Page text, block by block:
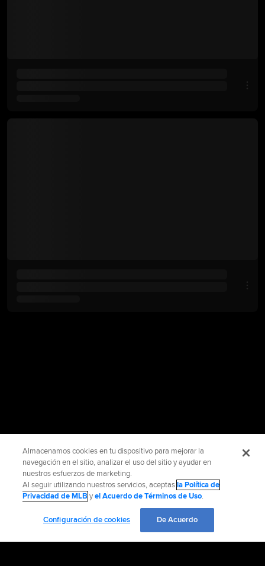
Almacenamos cookies en tu dispositivo para mejorar la
navegación en el sitio, analizar el uso del sitio y ayudar en
nuestros esfuerzos de marketing.
Al seguir utilizando nuestros servicios, aceptasla Política de
Privacidad de MLB yel Acuerdo de Términos de Uso.
Configuración de cookies De Acuerdo